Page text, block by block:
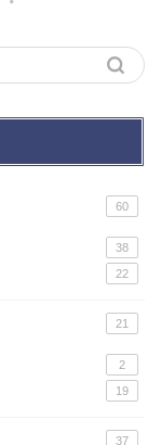
60
38
22
21
2
19
37